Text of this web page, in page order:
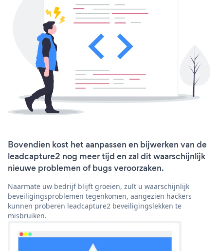
Bovendien kost het aanpassen en bijwerken van de
leadcapture2 nog meer tijd en zal dit waarschijnlijk
nieuwe problemen of bugs veroorzaken.
Naarmate uw bedrijf blijft groeien, zult u waarschijnlijk
beveiligingsproblemen tegenkomen, aangezien hackers
kunnen proberen leadcapture2 beveiligingslekken te
misbruiken.